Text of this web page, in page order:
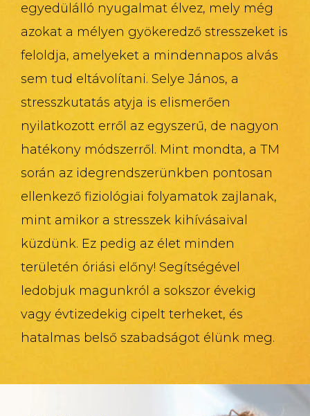
egyedülálló nyugalmat élvez, mely még
azokat a mélyen gyökeredző stresszeket is
feloldja, amelyeket a mindennapos alvás
sem tud eltávolítani. Selye János, a
stresszkutatás atyja is elismerően
nyilatkozott erről az egyszerű, de nagyon
hatékony módszerről. Mint mondta, a TM
során az idegrendszerünkben pontosan
ellenkező fiziológiai folyamatok zajlanak,
mint amikor a stresszek kihívásaival
küzdünk. Ez pedig az élet minden
területén óriási előny! Segítségével
ledobjuk magunkról a sokszor évekig
vagy évtizedekig cipelt terheket, és
hatalmas belső szabadságot élünk meg.